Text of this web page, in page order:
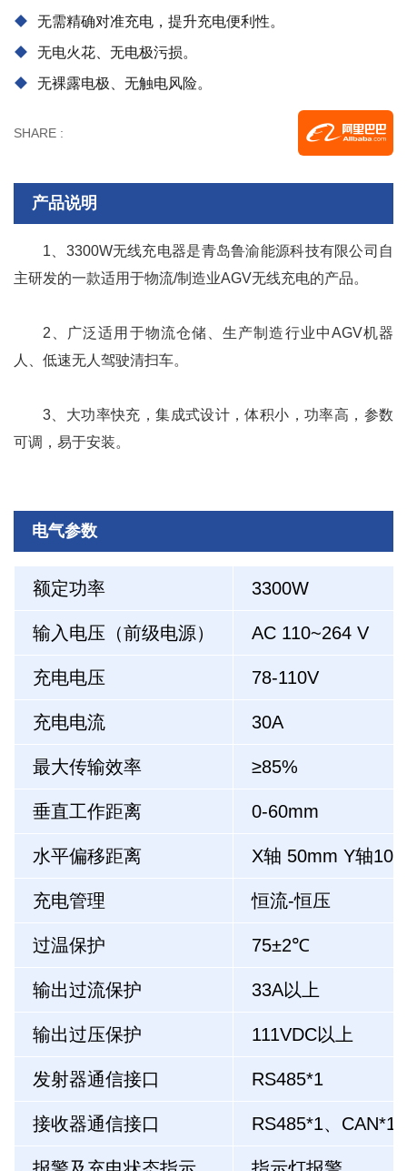
无需精确对准充电，提升充电便利性。
无电火花、无电极污损。
无裸露电极、无触电风险。
SHARE :
产品说明
1、3300W无线充电器是青岛鲁渝能源科技有限公司自
主研发的一款适用于物流/制造业AGV无线充电的产品。
2 、广泛适用于物流仓储、生产制造行业中AGV机器
人、低速无人驾驶清扫车。
3、大功率快充，集成式设计，体积小，功率高，参数
可调，易于安装。
电气参数
额定功率 3300W
输入电压（前级电源） AC 110~264 V
充电电压 78-110V
充电电流 30A
最大传输效率 ≥85%
垂直工作距离 0-60mm
水平偏移距离 X轴 50mm Y轴
充电管理 恒流-恒压
过温保护 75±2℃
输出过流保护 33A以上
输出过压保护 111VDC以上
发射器通信接口 RS485*1
接收器通信接口 RS485*1、CAN*1